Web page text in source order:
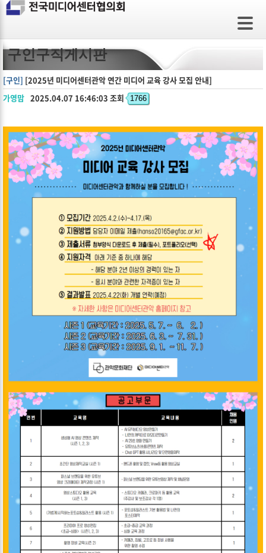
구인구직게시판
[구인] [2025년 미디어센터관악 연간 미디어 교육 강사 모집 안내]
가영맘 2025.04.07 16:46:03 조회 1766